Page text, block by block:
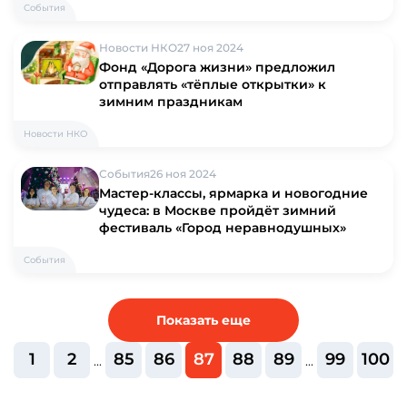
События
Новости НКО
Новости НКО27 ноя 2024
Фонд «Дорога жизни» предложил
отправлять «тёплые открытки» к
зимним праздникам
События
События26 ноя 2024
Мастер-классы, ярмарка и новогодние
чудеса: в Москве пройдёт зимний
фестиваль «Город неравнодушных»
1 2 ... 85 86 87 88 89 ... 99 100
Показать еще